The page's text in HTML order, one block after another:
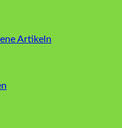
Artikeln